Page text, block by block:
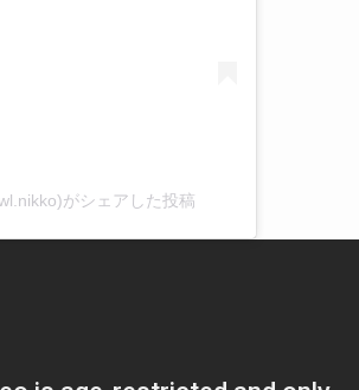
がシェアした投稿